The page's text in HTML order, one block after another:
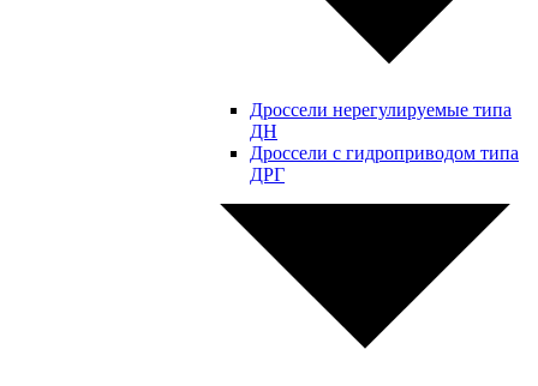
Дроссели нерегулируемые типа
ДН
Дроссели с гидроприводом типа
ДРГ